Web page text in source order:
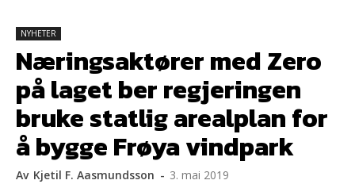
NYHETER
Næringsaktører med Zero
på laget ber regjeringen
bruke statlig arealplan for
å bygge Frøya vindpark
Av Kjetil F. Aasmundsson - 3. mai 2019